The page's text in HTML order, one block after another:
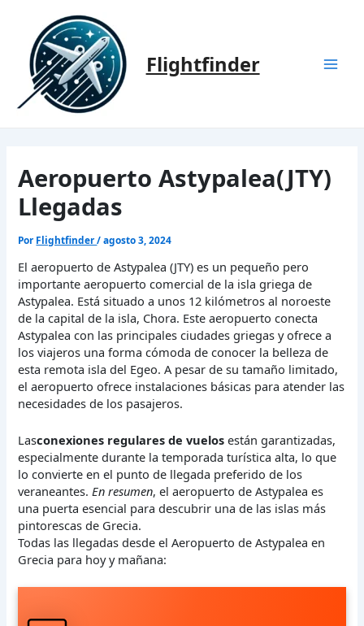
contenido
Flightfinder
Aeropuerto Astypalea(JTY)
Llegadas
Por Flightfinder/agosto 3, 2024
El aeropuerto de Astypalea (JTY) es un pequeño pero
importante aeropuerto comercial de la isla griega de
Astypalea. Está situado a unos 12 kilómetros al noroeste
de la capital de la isla, Chora. Este aeropuerto conecta
Astypalea con las principales ciudades griegas y ofrece a
los viajeros una forma cómoda de conocer la belleza de
esta remota isla del Egeo. A pesar de su tamaño limitado,
el aeropuerto ofrece instalaciones básicas para atender las
necesidades de los pasajeros.
Lasconexiones regulares de vuelos están garantizadas,
especialmente durante la temporada turística alta, lo que
lo convierte en el punto de llegada preferido de los
veraneantes. En resumen, el aeropuerto de Astypalea es
una puerta esencial para descubrir una de las islas más
pintorescas de Grecia.
Todas las llegadas desde el Aeropuerto de Astypalea en
Grecia para hoy y mañana: